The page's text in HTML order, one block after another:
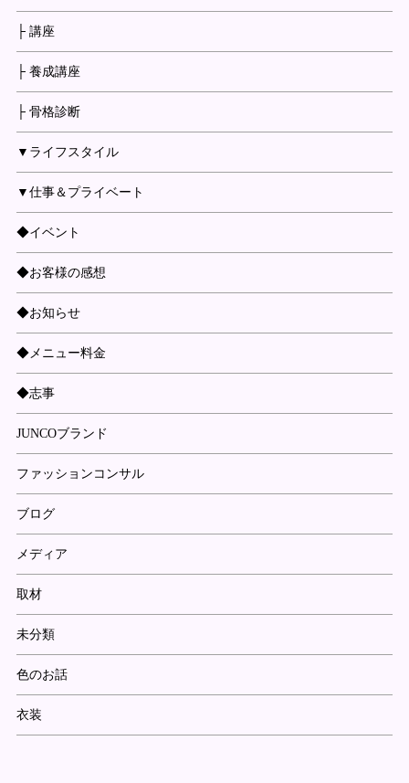
├ 講座
├ 養成講座
├ 骨格診断
▼ライフスタイル
▼仕事＆プライベート
◆イベント
◆お客様の感想
◆お知らせ
◆メニュー料金
◆志事
JUNCOブランド
ファッションコンサル
ブログ
メディア
取材
未分類
色のお話
衣装